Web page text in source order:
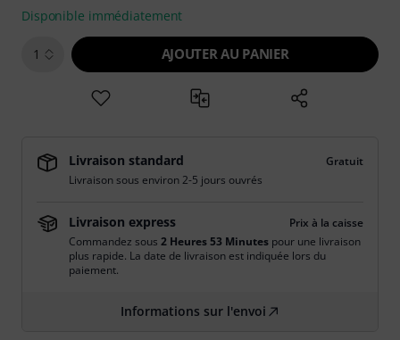
Disponible immédiatement
1 AJOUTER AU PANIER
Livraison standard
Gratuit
Livraison sous environ 2-5 jours ouvrés
Livraison express
Prix à la caisse
Commandez sous 2 Heures 53 Minutes pour une livraison
plus rapide. La date de livraison est indiquée lors du
paiement.
Informations sur l'envoi